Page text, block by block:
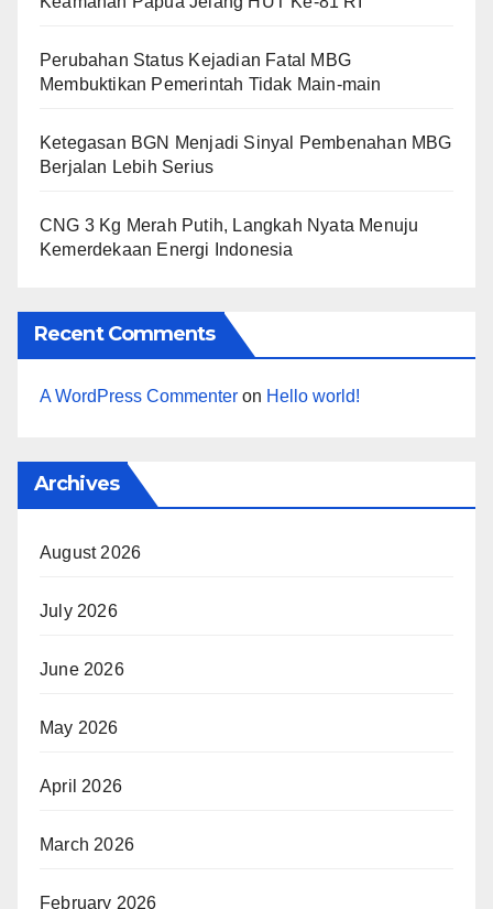
Perubahan Status Kejadian Fatal MBG
Membuktikan Pemerintah Tidak Main-main
Ketegasan BGN Menjadi Sinyal Pembenahan MBG
Berjalan Lebih Serius
CNG 3 Kg Merah Putih, Langkah Nyata Menuju
Kemerdekaan Energi Indonesia
Recent Comments
A WordPress Commenter on Hello world!
Archives
August 2026
July 2026
June 2026
May 2026
April 2026
March 2026
February 2026